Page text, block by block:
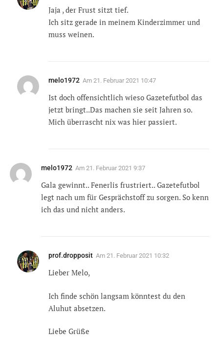
Jaja , der Frust sitzt tief.
Ich sitz gerade in meinem Kinderzimmer und
muss weinen.
melo1972 Am 21. Februar 2021 10:47
Ist doch offensichtlich wieso Gazetefutbol das
jetzt bringt..Das machen sie seit Jahren so.
Mich überrascht nix was hier passiert.
melo1972 Am 21. Februar 2021 9:37
Gala gewinnt.. Fenerlis frustriert.. Gazetefutbol
legt nach um für Gesprächstoff zu sorgen. So kenn
ich das und nicht anders.
prof.dropposit Am 21. Februar 2021 10:32
Lieber Melo,
Ich finde schön langsam könntest du den
Aluhut absetzen.
Liebe Grüße